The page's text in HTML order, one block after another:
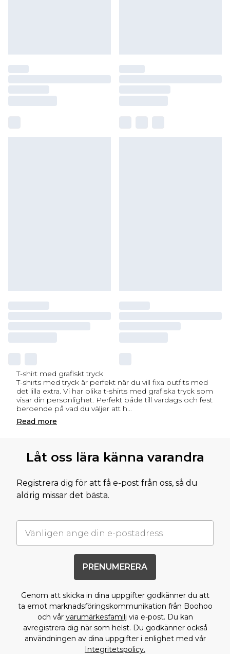
T-shirt med grafiskt tryck
T-shirts med tryck är perfekt när du vill fixa outfits med
det lilla extra. Vi har olika t-shirts med grafiska tryck som
visar din personlighet. Perfekt både till vardags och fest
beroende på vad du väljer att h...
Read more
Låt oss lära känna varandra
Registrera dig för att få e-post från oss, så du
aldrig missar det bästa.
PRENUMERERA
Genom att skicka in dina uppgifter godkänner du att
ta emot marknadsföringskommunikation från Boohoo
och vår varumärkesfamilj via e-post. Du kan
avregistrera dig när som helst. Du godkänner också
användningen av dina uppgifter i enlighet med vår
Integritetspolicy.